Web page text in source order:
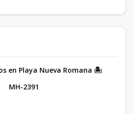
en Playa Nueva Romana 🏝️
MH-2391